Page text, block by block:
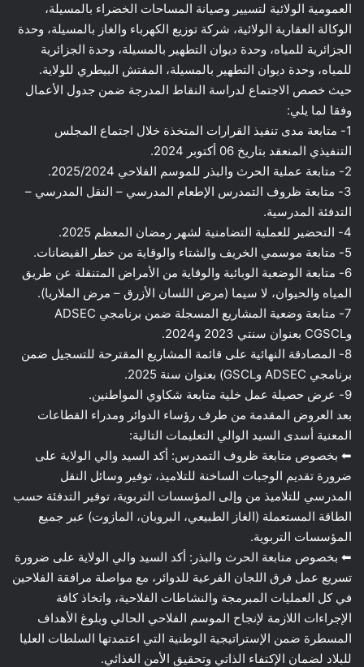
العمومية الولائية لتسيير وصيانة المساحات الخضراء بالمسيلة،
الوكالة العقارية الولائية، شركة توزيع الكهرباء والغاز بالمسيلة، وحدة
الجزائرية للمياه، وحدة ديوان التطهير بالمسيلة، وحدة الجزائرية
للمياه، وحدة ديوان التطهير بالمسيلة، المفتش البيطري للولاية.
حيث خصص الاجتماع لدراسة النقاط المدرجة ضمن جدول الأعمال
وفقا لما يلي:
1- متابعة مدى تنفيذ القرارات المتخذة خلال اجتماع المجلس
التنفيذي المنعقد بتاريخ 06 أكتوبر 2024.
2- متابعة عملية الحرث والبذر للموسم الفلاحي 2025/2024.
3- متابعة ظروف التمدرس الإطعام المدرسي – النقل المدرسي –
التدفئة المدرسية.
4- التحضير للعملية التضامنية لشهر رمضان المعظم 2025.
5- متابعة موسمي الخريف والشتاء والوقاية من خطر الفيضانات.
6- متابعة الوضعية الوبائية والوقاية من الأمراض المتنقلة عن طريق
المياه والحيوان، لا سيما (مرض اللسان الأزرق – مرض الملاريا).
7- متابعة وضعية المشاريع المسجلة ضمن برنامجي ADSEC
وCGSCL بعنوان سنتي 2023 و2024.
8- المصادقة النهائية على قائمة المشاريع المقترحة للتسجيل ضمن
برنامجي ADSEC وGSCL) بعنوان سنة 2025.
9- عرض حصيلة عمل خلية متابعة شكاوي المواطنين.
بعد العروض المقدمة من طرف رؤساء الدوائر ومدراء القطاعات
المعنية أسدى السيد الوالي التعليمات التالية:
⬅ بخصوص متابعة ظروف التمدرس: أكد السيد والي الولاية على
ضرورة تقديم الوجبات الساخنة للتلاميذ، توفير وسائل النقل
المدرسي للتلاميذ من وإلى المؤسسات التربوية، توفير التدفئة حسب
الطاقة المستعملة (الغاز الطبيعي، البروبان، المازوت) عبر جميع
المؤسسات التربوية.
⬅ بخصوص متابعة الحرث والبذر: أكد السيد والي الولاية على ضرورة
تسريع عمل فرق اللجان الفرعية للدوائر، مع مواصلة مرافقة الفلاحين
في كل العمليات المبرمجة والنشاطات الفلاحية، واتخاذ كافة
الإجراءات اللازمة لإنجاح الموسم الفلاحي الحالي وبلوغ الأهداف
المسطرة ضمن الإستراتيجية الوطنية التي اعتمدتها السلطات العليا
للبلاد لضمان الإكتفاء الذاتي وتحقيق الأمن الغذائي.